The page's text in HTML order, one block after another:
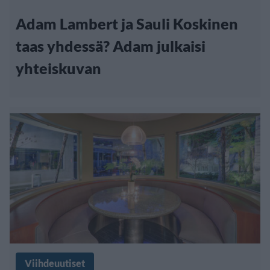
Adam Lambert ja Sauli Koskinen
taas yhdessä? Adam julkaisi
yhteiskuvan
Viihdeuutiset